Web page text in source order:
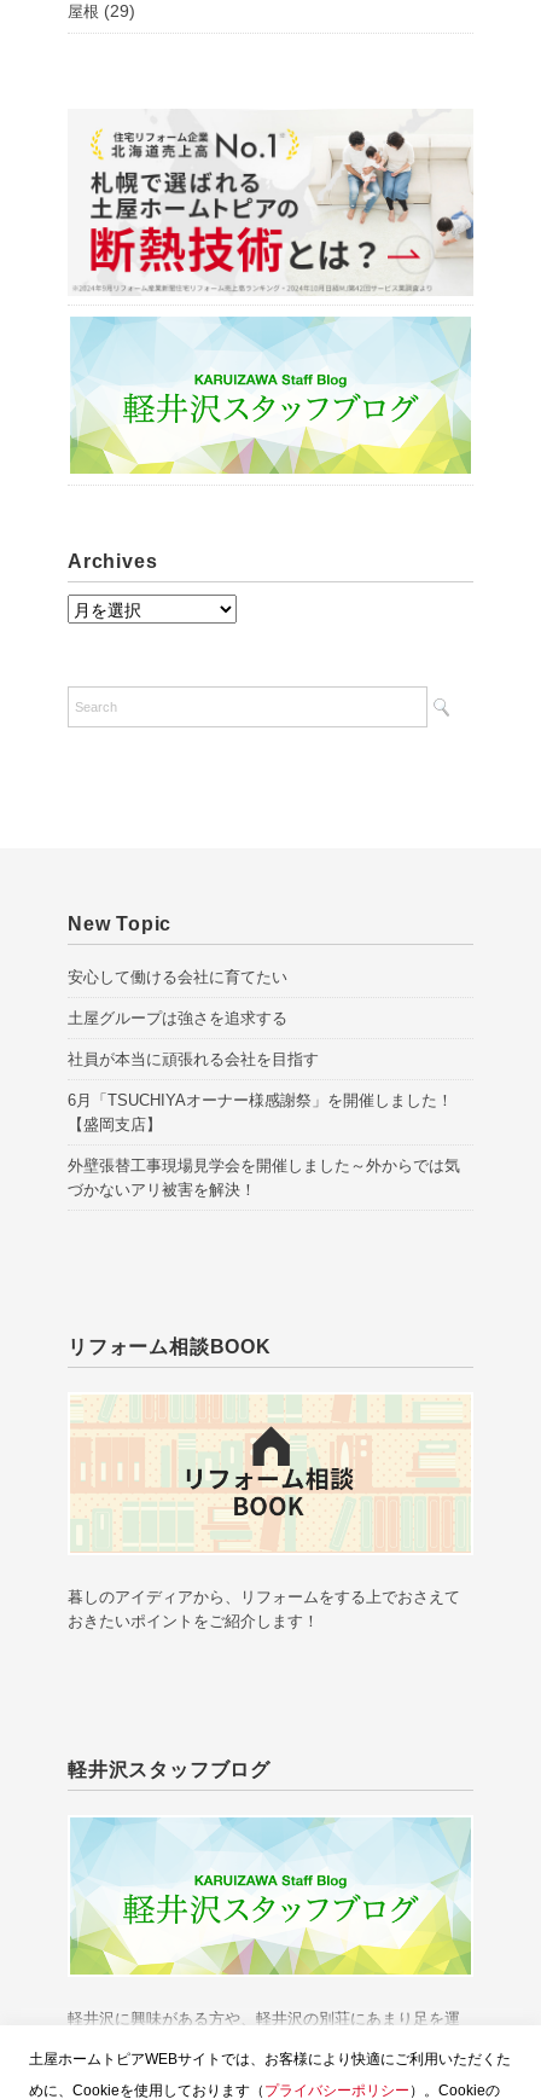
屋根 (29)
Archives
New Topic
安心して働ける会社に育てたい
土屋グループは強さを追求する
社員が本当に頑張れる会社を目指す
6月「TSUCHIYAオーナー様感謝祭」を開催しました！
【盛岡支店】
外壁張替工事現場見学会を開催しました～外からでは気
づかないアリ被害を解決！
リフォーム相談BOOK
暮しのアイディアから、リフォームをする上でおさえて
おきたいポイントをご紹介します！
軽井沢スタッフブログ
軽井沢に興味がある方や、軽井沢の別荘にあまり足を運
土屋ホームトピアWEBサイトでは、お客様により快適にご利用いただくた
めに、Cookieを使用しております（ プライバシーポリシー ）。Cookieの